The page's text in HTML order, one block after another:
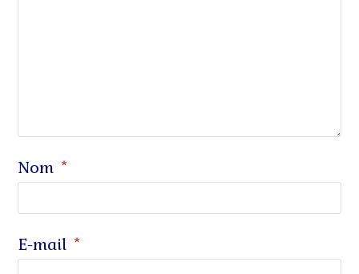
Nom *
E-mail *